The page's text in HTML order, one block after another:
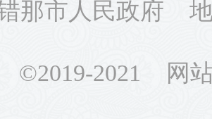
那市人民政府
©2019-2021 网